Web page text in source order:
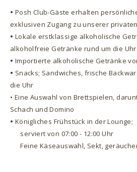
• Posh Club-Gäste erhalten
exklusiven Zugang zu unserer
• Lokale erstklassige alkoholische
alkoholfreie Getränke rund um die Uhr
• Importierte alkoholische Getränke
• Snacks; Sandwiches, frische
die Uhr
• Eine Auswahl von Brettspielen,
Schach und Domino
• Königliches Frühstück in der Lounge;
serviert von 07:00 - 12:00 Uhr
Feine Käseauswahl, Sekt,